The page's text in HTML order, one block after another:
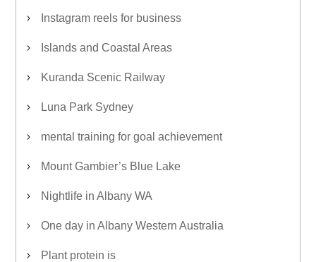
Instagram reels for business
Islands and Coastal Areas
Kuranda Scenic Railway
Luna Park Sydney
mental training for goal achievement
Mount Gambier’s Blue Lake
Nightlife in Albany WA
One day in Albany Western Australia
Plant protein is